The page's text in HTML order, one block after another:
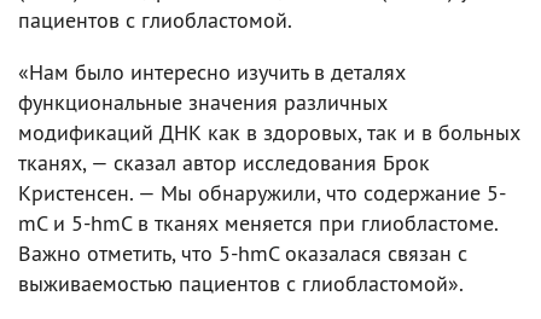
пациентов с глиобластомой.
«Нам было интересно изучить в деталях
функциональные значения различных
модификаций ДНК как в здоровых, так и в больных
тканях, — сказал автор исследования Брок
Кристенсен. — Мы обнаружили, что содержание 5-
mC и 5-hmC в тканях меняется при глиобластоме.
Важно отметить, что 5-hmC оказалася связан с
выживаемостью пациентов с глиобластомой».